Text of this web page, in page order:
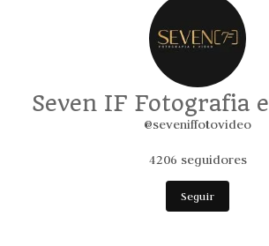
Seven IF Fotografia
@seveniffotovideo
4206 seguidores
Seguir